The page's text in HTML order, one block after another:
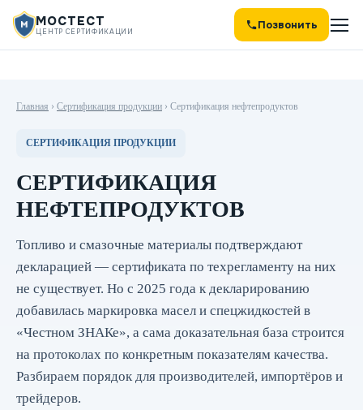
МОСТЕСТ
ЦЕНТР СЕРТИФИКАЦИИ Позвонить
Главная › Сертификация продукции › Сертификация нефтепродуктов
СЕРТИФИКАЦИЯ ПРОДУКЦИИ
СЕРТИФИКАЦИЯ
НЕФТЕПРОДУКТОВ
Топливо и смазочные материалы подтверждают
декларацией — сертификата по техрегламенту на них
не существует. Но с 2025 года к декларированию
добавилась маркировка масел и спецжидкостей в
«Честном ЗНАКе», а сама доказательная база строится
на протоколах по конкретным показателям качества.
Разбираем порядок для производителей, импортёров и
трейдеров.